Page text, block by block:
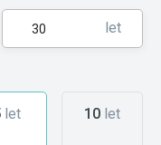
let
let 10 let